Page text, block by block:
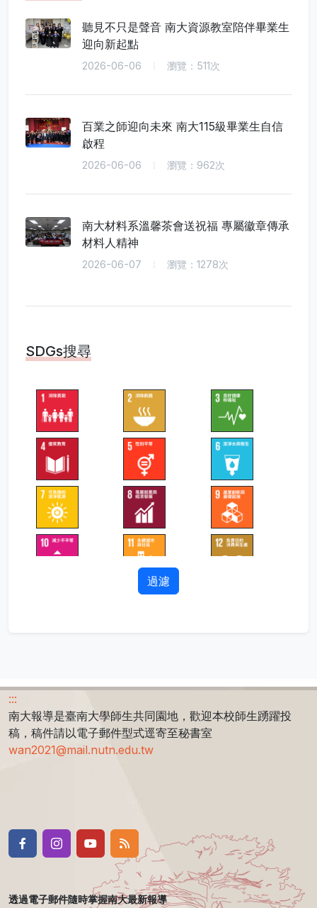
聽見不只是聲音 南大資源教室陪伴畢業生
迎向新起點
2026-06-06 瀏覽：511次
百業之師迎向未來 南大115級畢業生自信
啟程
2026-06-06 瀏覽：962次
南大材料系溫馨茶會送祝福 專屬徽章傳承
材料人精神
2026-06-07 瀏覽：1278次
SDGs搜尋
過濾
:::
南大報導是臺南大學師生共同園地，歡迎本校師生踴躍投
稿，稿件請以電子郵件型式逕寄至秘書室
wan2021@mail.nutn.edu.tw
透過電子郵件隨時掌握南大最新報導